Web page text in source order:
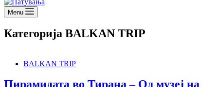
Menu
Категорија BALKAN TRIP
BALKAN TRIP
Пирамидата во Тирана – Од музеј на